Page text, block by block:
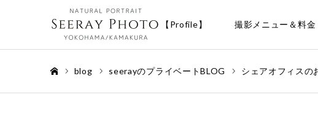
【Profile】 撮影メニュー＆料金
blog seerayのプライベートBLOG シェアオフィスの